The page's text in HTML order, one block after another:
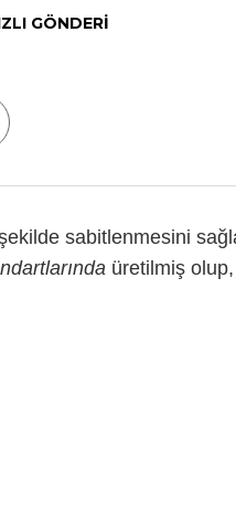
GÖNDERI
sabitlenmesini
üretilmiş